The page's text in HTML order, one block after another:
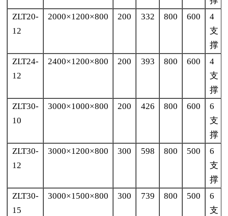
ZLT20-
12
2000×1200×800 200 332 800 600
4
支
撑
ZLT24-
12
2400×1200×800 200 393 800 600
4
支
撑
ZLT30-
10
3000×1000×800 200 426 800 600
6
支
撑
ZLT30-
12
3000×1200×800 300 598 800 500
6
支
撑
ZLT30-
15
3000×1500×800 300 739 800 500
6
支